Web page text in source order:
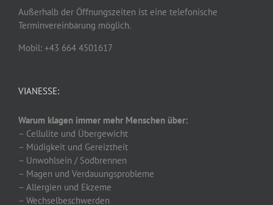
Außerhalb der Öffnungszeiten ist eine telefonische
Terminvereinbarung möglich.
Mobil: +43 664 4501617
VIANESSE:
Warum klagen immer mehr Menschen über:
– Cellulite und Übergewicht
– Müdigkeit und Gereiztheit
– Unwohlsein / Sodbrennen
– Magen und Verdauungsprobleme
– Allergien und Ekzeme
– Wechselbeschwerden